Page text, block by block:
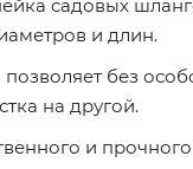
садовых
и длин.
без
на другой.
и